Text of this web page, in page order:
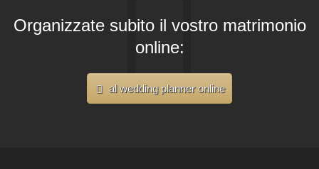
Organizzate subito il vostro matrimonio
online:
al wedding planner online